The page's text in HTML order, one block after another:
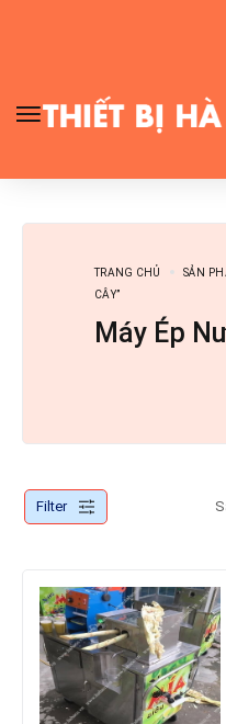
TRANG CHỦ
SẢN
CÂY”
Máy Ép
Filter